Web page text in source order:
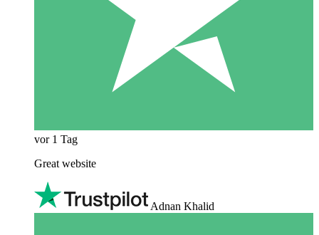
vor 1 Tag
Great website
Adnan Khalid